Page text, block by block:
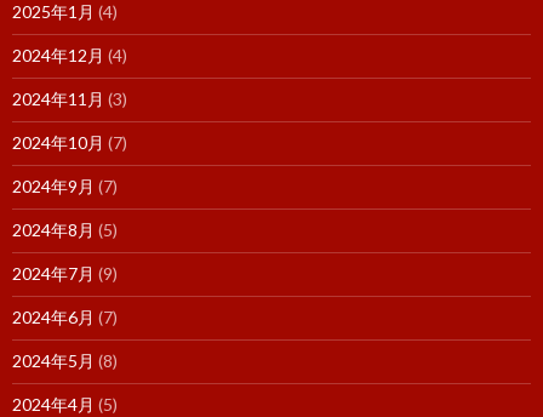
2025年1月 (4)
2024年12月 (4)
2024年11月 (3)
2024年10月 (7)
2024年9月 (7)
2024年8月 (5)
2024年7月 (9)
2024年6月 (7)
2024年5月 (8)
2024年4月 (5)